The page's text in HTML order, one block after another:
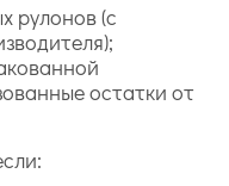
рулонов (с
остатки от